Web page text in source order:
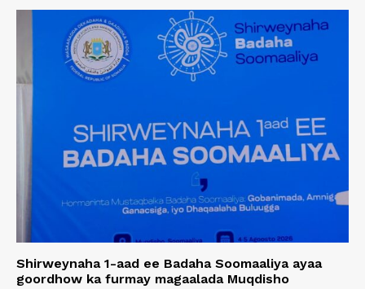
Shirweynaha 1-aad ee Badaha Soomaaliya ayaa
goordhow ka furmay magaalada Muqdisho